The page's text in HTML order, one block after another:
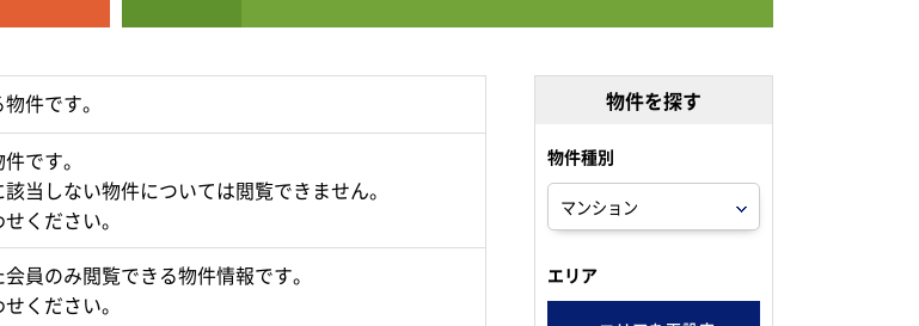
件です。
です。
当しない物件については閲覧できません。
ください。
員のみ閲覧できる物件情報です。
ください。
物件を探す
物件種別
エリア